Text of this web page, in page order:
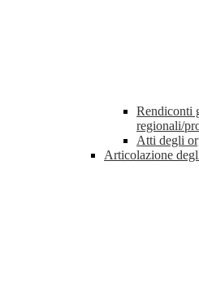
Rendiconti
regionali/
Atti degli
Articolazione